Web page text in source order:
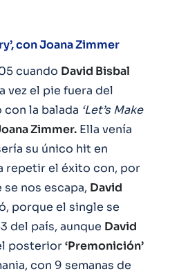
con Joana Zimmer
cuando David Bisbal
vez el pie fuera del
la balada ‘Let’s Make
Zimmer. Ella venía
su único hit en
repetir el éxito con, por
nos escapa, David
porque el single se
del país, aunque David
posterior‘Premonición’
con 9 semanas de